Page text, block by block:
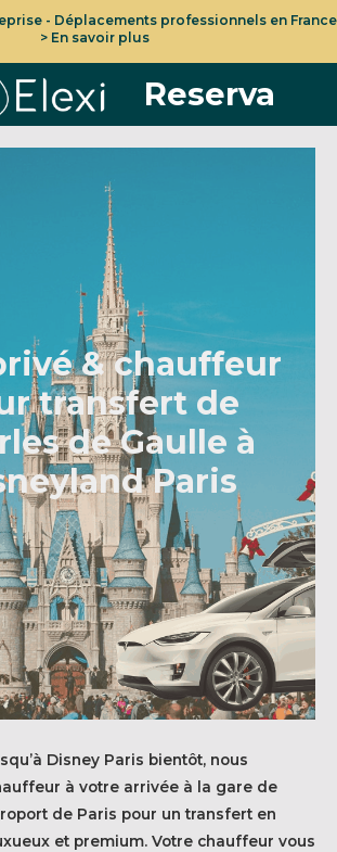
- Déplacements professionnels en France
> En savoir plus
Reserva
& chauffeur
transfert de
de Gaulle à
Paris
Disney Paris bientôt, nous
à votre arrivée à la gare de
de Paris pour un transfert en
et premium. Votre chauffeur vous